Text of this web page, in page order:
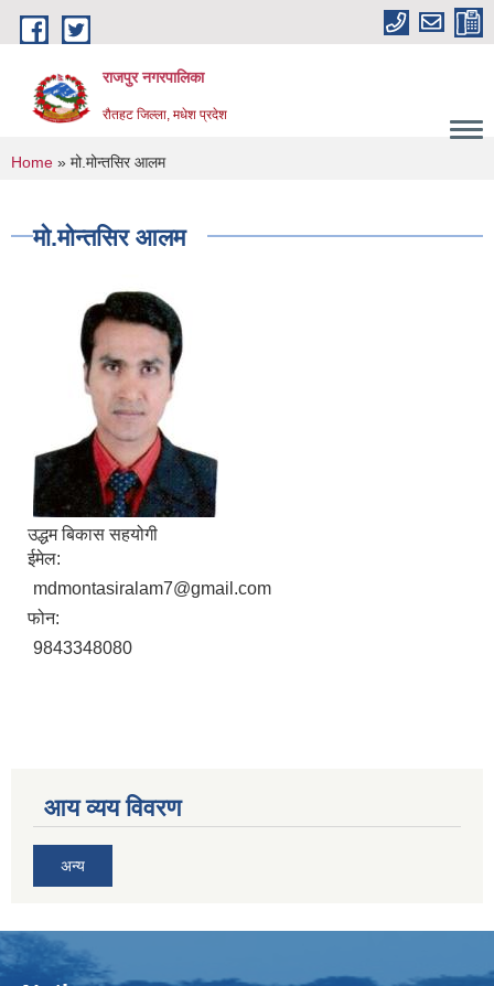
Skip to main content
राजपुर नगरपालिका
रौतहट जिल्ला, मधेश प्रदेश
You are here
Home » मो.मोन्तसिर आलम
मो.मोन्तसिर आलम
उद्धम बिकास सहयोगी
ईमेल:
mdmontasiralam7@gmail.com
फोन:
9843348080
आय व्यय विवरण
अन्य